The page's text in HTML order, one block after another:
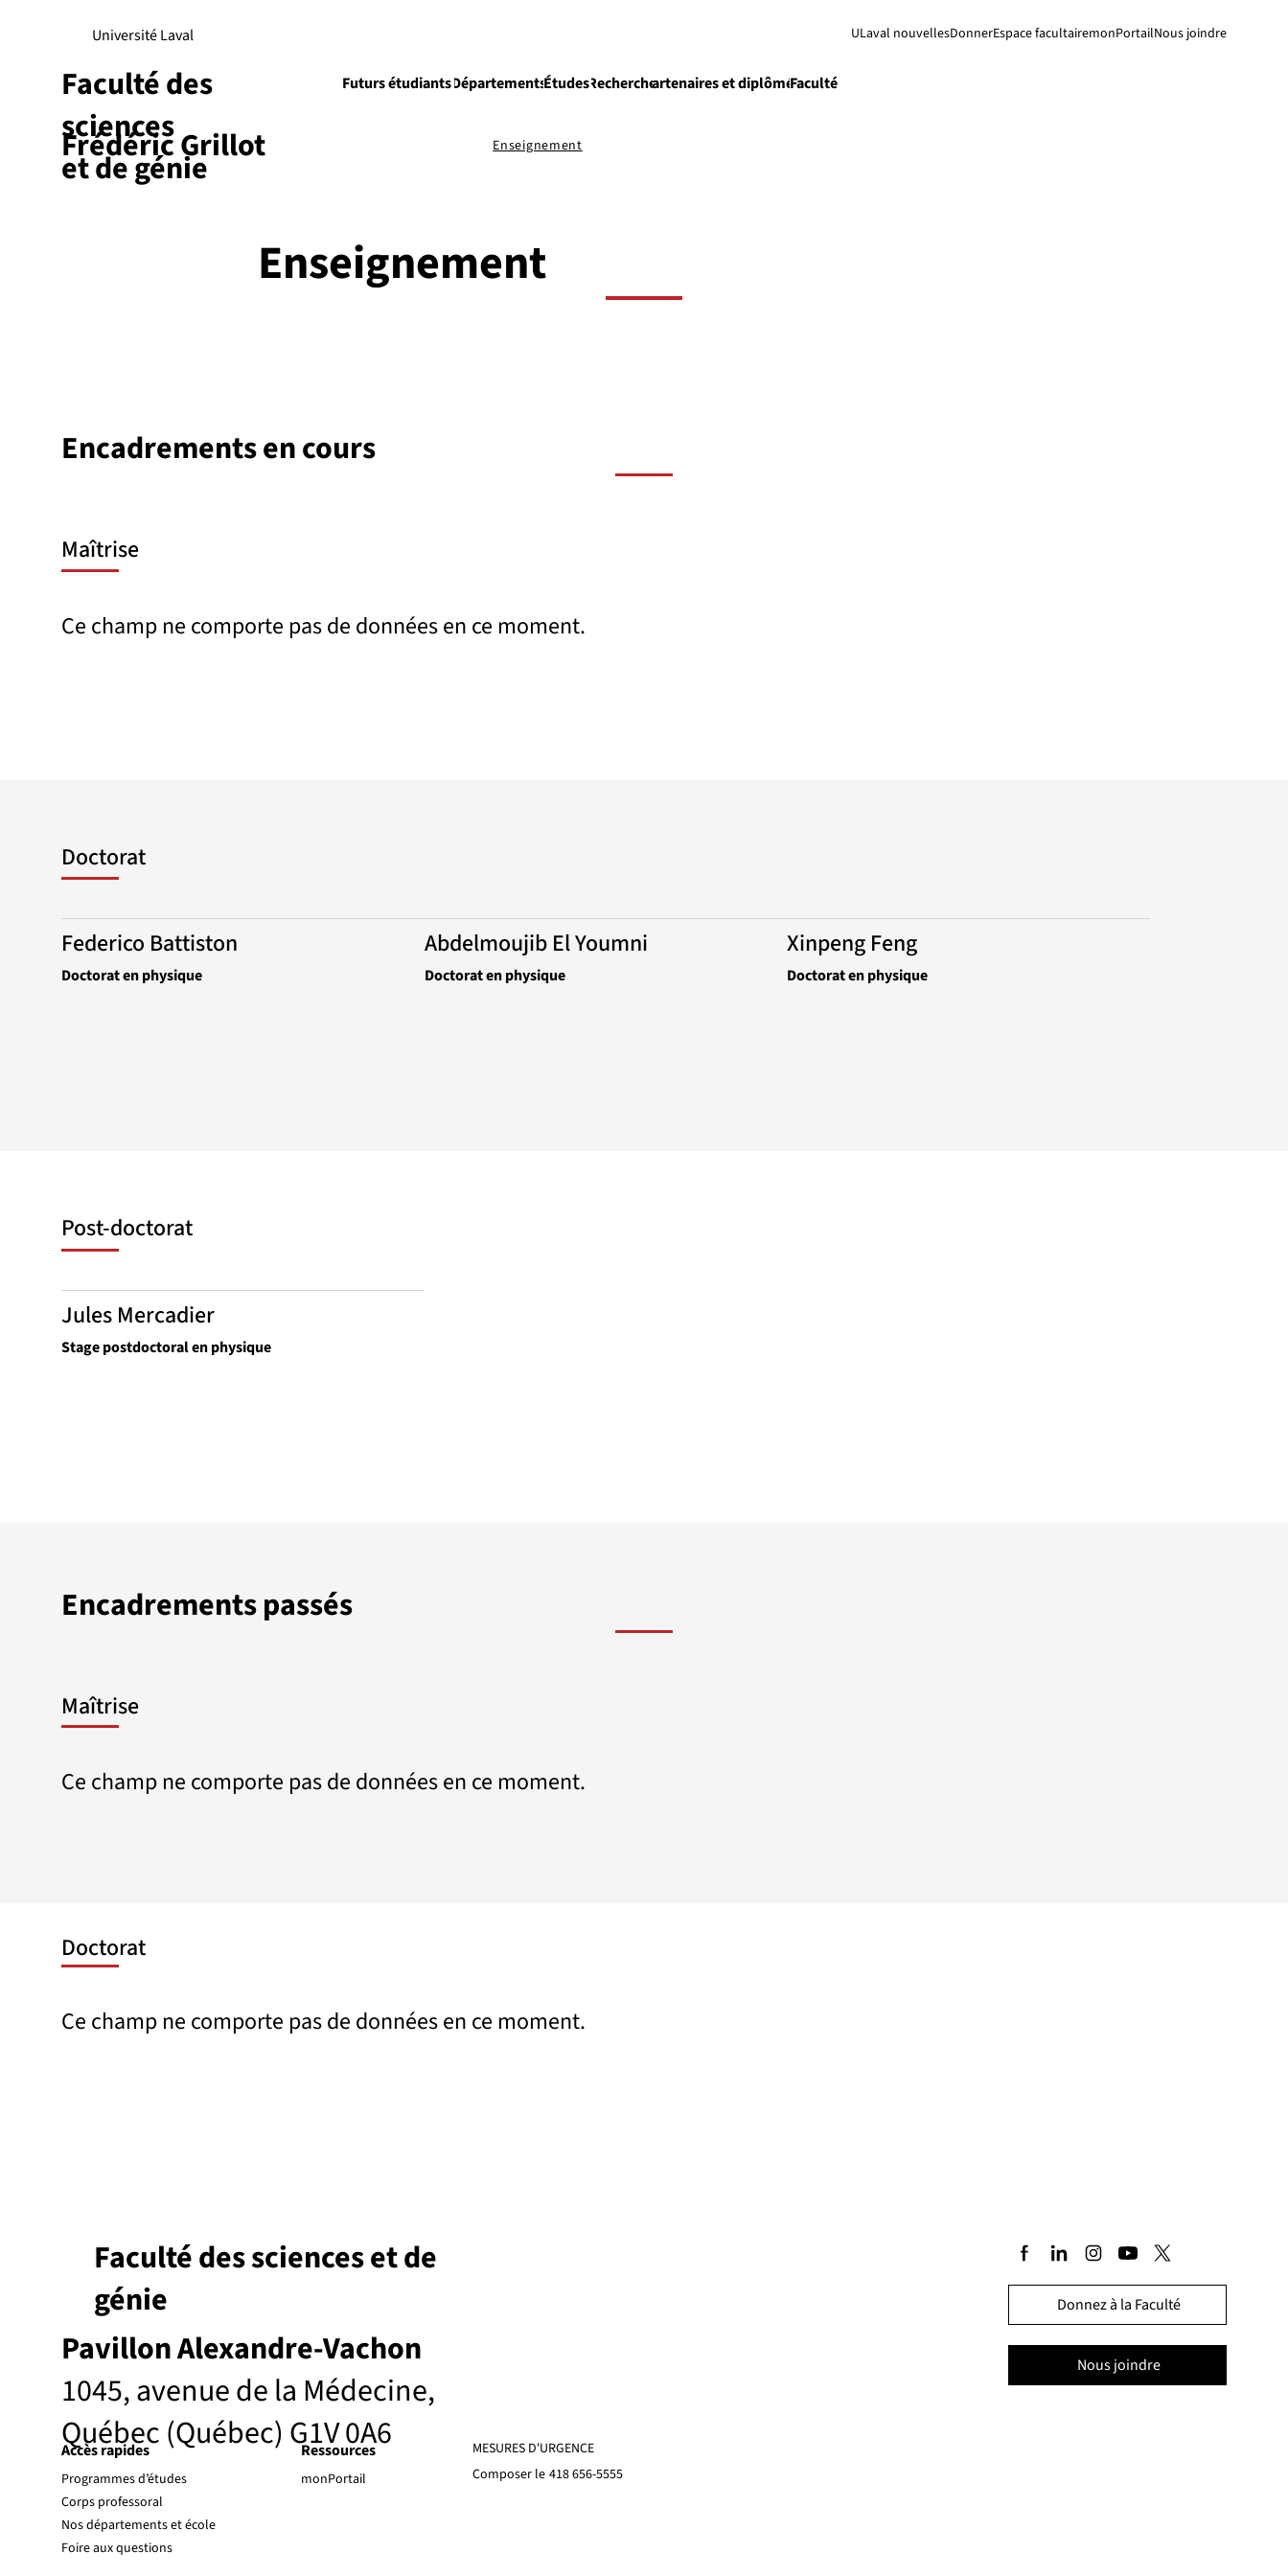
Enseignement
Frédéric Grillot
Université Laval ULaval nouvellesDonnerEspace facultairemonPortailNous joindre
Futurs étudiantsDépartementsÉtudesRecherchePartenaires et diplômésFaculté
Faculté des
sciences
et de génie
Enseignement
Encadrements en cours
Maîtrise
Ce champ ne comporte pas de données en ce moment.
Encadrements passés
Maîtrise
Ce champ ne comporte pas de données en ce moment.
Doctorat
Ce champ ne comporte pas de données en ce moment.
Doctorat
Federico Battiston
Doctorat en physique
Abdelmoujib El Youmni
Doctorat en physique
Xinpeng Feng
Doctorat en physique
Post-doctorat
Jules Mercadier
Stage postdoctoral en physique
Pavillon Alexandre-Vachon
1045, avenue de la Médecine,
Québec (Québec) G1V 0A6
Faculté des sciences et de
génie
Donnez à la Faculté
Nous joindre
MESURES D'URGENCE
Composer le 418 656-5555
Accès rapides Ressources
Programmes d’études
Corps professoral
Nos départements et école
Foire aux questions
monPortail